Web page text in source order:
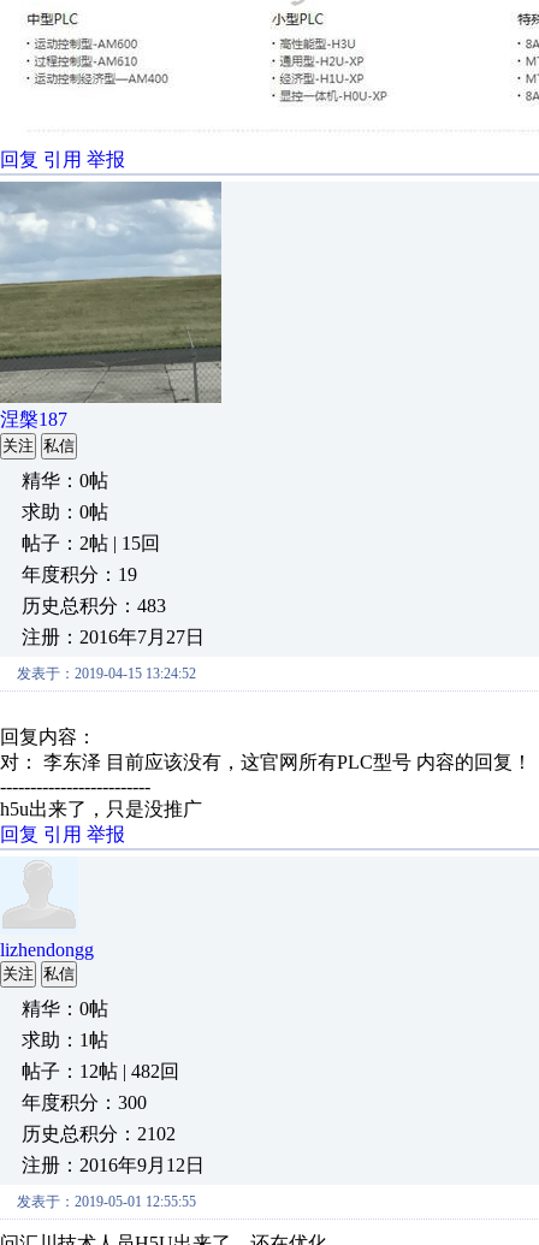
回复 引用 举报
涅槃187
关注 私信
精华：0帖
求助：0帖
帖子：2帖 | 15回
年度积分：19
历史总积分：483
注册：2016年7月27日
发表于：2019-04-15 13:24:52
回复内容：
对： 李东泽 目前应该没有，这官网所有PLC型号 内容的回复！
-------------------------
h5u出来了，只是没推广
回复 引用 举报
lizhendongg
关注 私信
精华：0帖
求助：1帖
帖子：12帖 | 482回
年度积分：300
历史总积分：2102
注册：2016年9月12日
发表于：2019-05-01 12:55:55